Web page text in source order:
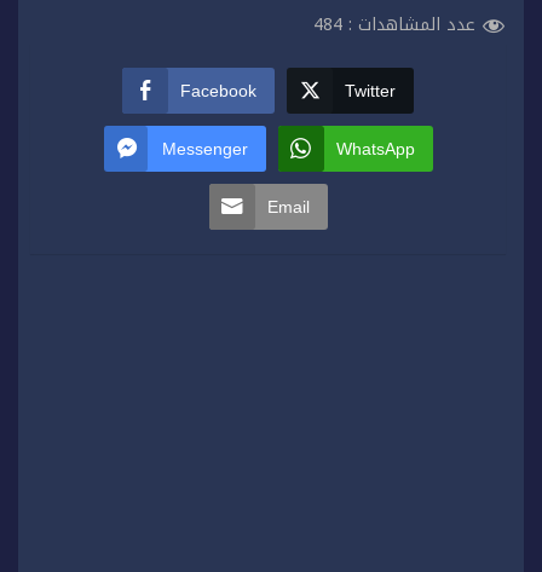
عدد المشاهدات : 484
Facebook Twitter
Messenger WhatsApp
Email